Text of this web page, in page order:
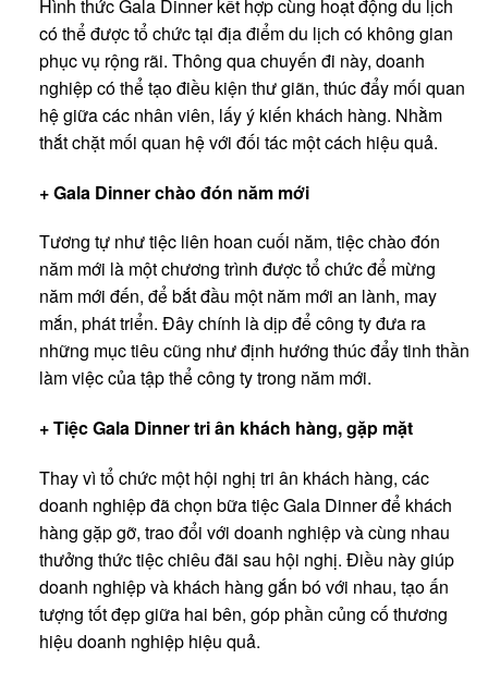
Hình thức Gala Dinner kết hợp cùng hoạt động du lịch
có thể được tổ chức tại địa điểm du lịch có không gian
phục vụ rộng rãi. Thông qua chuyến đi này, doanh
nghiệp có thể tạo điều kiện thư giãn, thúc đẩy mối quan
hệ giữa các nhân viên, lấy ý kiến khách hàng. Nhằm
thắt chặt mối quan hệ với đối tác một cách hiệu quả.
+ Gala Dinner chào đón năm mới
Tương tự như tiệc liên hoan cuối năm, tiệc chào đón
năm mới là một chương trình được tổ chức để mừng
năm mới đến, để bắt đầu một năm mới an lành, may
mắn, phát triển. Đây chính là dịp để công ty đưa ra
những mục tiêu cũng như định hướng thúc đẩy tinh thần
làm việc của tập thể công ty trong năm mới.
+ Tiệc Gala Dinner triân khách hàng, gặp mặt
Thay vì tổ chức một hội nghị tri ân khách hàng, các
doanh nghiệp đã chọn bữa tiệc Gala Dinner để khách
hàng gặp gỡ, trao đổi với doanh nghiệp và cùng nhau
thưởng thức tiệc chiêu đãi sau hội nghị. Điều này giúp
doanh nghiệp và khách hàng gắn bó với nhau, tạo ấn
tượng tốt đẹp giữa hai bên, góp phần củng cố thương
hiệu doanh nghiệp hiệu quả.